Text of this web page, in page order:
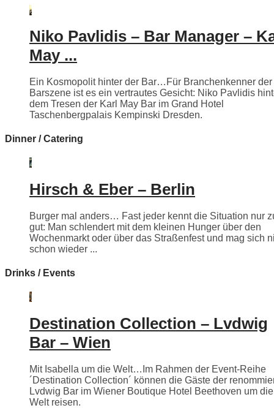
Niko Pavlidis – Bar Manager –
May ...
Ein Kosmopolit hinter der Bar…Für Branchenkenner der
Barszene ist es ein vertrautes Gesicht: Niko Pavlidis
dem Tresen der Karl May Bar im Grand Hotel
Taschenbergpalais Kempinski Dresden.
Dinner / Catering
Hirsch & Eber – Berlin
Burger mal anders… Fast jeder kennt die Situation nur
gut: Man schlendert mit dem kleinen Hunger über den
Wochenmarkt oder über das Straßenfest und mag sich
schon wieder ...
Drinks / Events
Destination Collection – Lvdwig
Bar – Wien
Mit Isabella um die Welt…Im Rahmen der Event-Reihe
´Destination Collection´ können die Gäste der
Lvdwig Bar im Wiener Boutique Hotel Beethoven um die
Welt reisen.